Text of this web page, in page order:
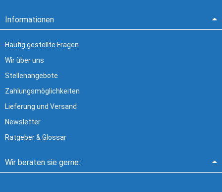
Informationen
Häufig gestellte Fragen
Wir über uns
Stellenangebote
Zahlungsmöglichkeiten
Lieferung und Versand
Newsletter
Ratgeber & Glossar
Wir beraten sie gerne: